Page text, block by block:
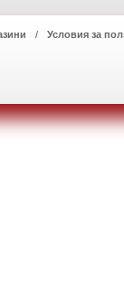
Условия за